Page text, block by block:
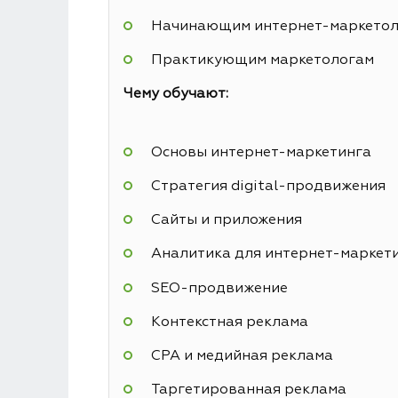
Начинающим интернет-
Практикующим маркетологам
Чему обучают:
Основы интернет-маркетинга
Стратегия digital-продвижения
Сайты и приложения
Аналитика для интернет-
SEO-продвижение
Контекстная реклама
СРА и медийная реклама
Таргетированная реклама